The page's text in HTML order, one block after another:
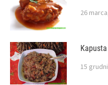
26
15